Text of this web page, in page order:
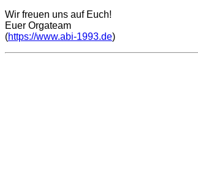
Wir freuen uns auf Euch!
Euer Orgateam
(https://www.abi-1993.de)